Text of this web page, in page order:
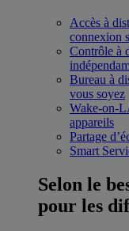
Accès à
connexion
Contrôle à
Bureau à
vous soyez
Wake-on-
appareils
Partage
Smart
Selon le
pour les